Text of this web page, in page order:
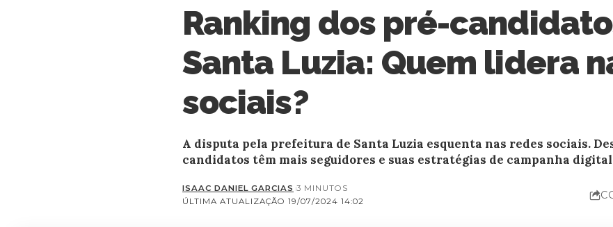
Ranking dos pré-
Santa Luzia: Quem lidera
sociais?
A disputa pela prefeitura de Santa Luzia esquenta nas redes sociais.
candidatos têm mais seguidores e suas estratégias de campanha
ÚLTIMA ATUALIZAÇÃO 19/07/2024 14:02
ISAAC DANIEL GARCIAS 3 MINUTOS